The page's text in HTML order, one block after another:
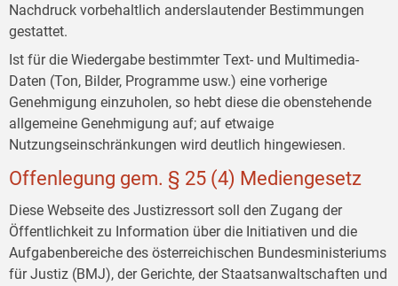
Nachdruck vorbehaltlich anderslautender Bestimmungen
gestattet.
Ist für die Wiedergabe bestimmter Text- und Multimedia-
Daten (Ton, Bilder, Programme usw.) eine vorherige
Genehmigung einzuholen, so hebt diese die obenstehende
allgemeine Genehmigung auf; auf etwaige
Nutzungseinschränkungen wird deutlich hingewiesen.
Offenlegung gem. § 25 (4) Mediengesetz
Diese Webseite des Justizressort soll den Zugang der
Öffentlichkeit zu Information über die Initiativen und die
Aufgabenbereiche des österreichischen Bundesministeriums
für Justiz (BMJ), der Gerichte, der Staatsanwaltschaften und